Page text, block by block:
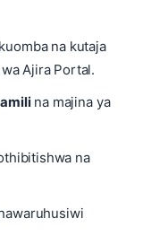
na kutaja
Ajira Portal.
na majina ya
na